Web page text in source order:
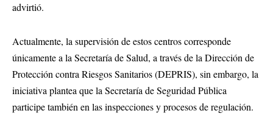
advirtió.
Actualmente, la supervisión de estos centros corresponde
únicamente a la Secretaría de Salud, a través de la Dirección de
Protección contra Riesgos Sanitarios (DEPRIS), sin embargo, la
iniciativa plantea que la Secretaría de Seguridad Pública
participe también en las inspecciones y procesos de regulación.